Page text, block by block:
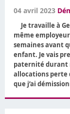
04 avril 2023
Je travaille à
même
semaines avant
enfant. Je vais
paternité durant
allocations perte
que j’ai